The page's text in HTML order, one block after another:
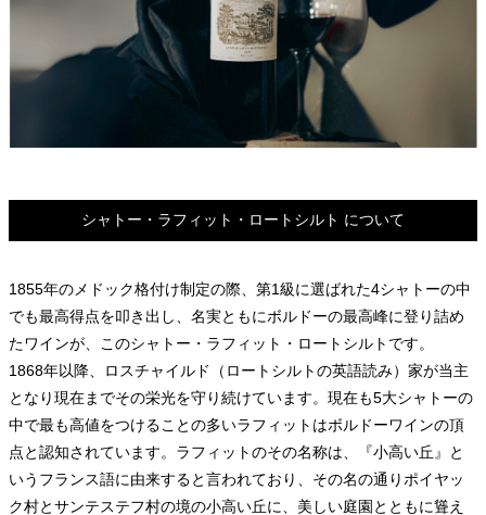
シャトー・ラフィット・ロートシルト について
1855年のメドック格付け制定の際、第1級に選ばれた4シャトーの中
でも最高得点を叩き出し、名実ともにボルドーの最高峰に登り詰め
たワインが、このシャトー・ラフィット・ロートシルトです。
1868年以降、ロスチャイルド（ロートシルトの英語読み）家が当主
となり現在までその栄光を守り続けています。現在も5大シャトーの
中で最も高値をつけることの多いラフィットはボルドーワインの頂
点と認知されています。ラフィットのその名称は、『小高い丘』と
いうフランス語に由来すると言われており、その名の通りポイヤッ
ク村とサンテステフ村の境の小高い丘に、美しい庭園とともに聳え